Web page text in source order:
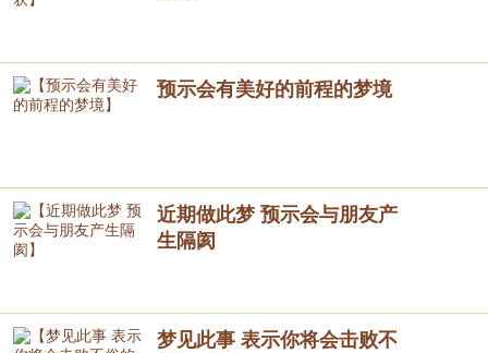
预示会有美好的前程的梦境
近期做此梦 预示会与朋友产
生隔阂
梦见此事 表示你将会击败不